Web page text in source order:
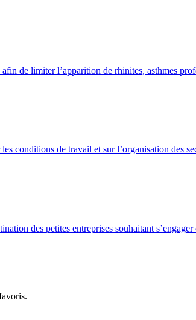
de limiter l’apparition de rhinites, asthmes
conditions de travail et sur l’organisation des
des petites entreprises souhaitant